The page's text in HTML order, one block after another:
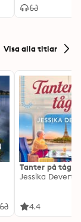
Visa alla titlar
Tanter på tåg
Jessika Devert
4.4